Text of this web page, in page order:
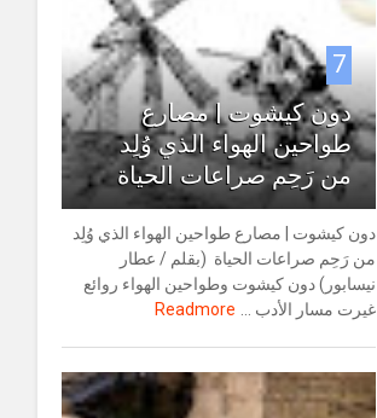
7
دون كيشوت | مصارع
طواحين الهواء الذي وُلِد
من رَحِم صراعات الحياة
دون كيشوت | مصارع طواحين الهواء الذي وُلِد
من رَحِم صراعات الحياة (بقلم / عطار
نيسابور) دون كيشوت وطواحين الهواء روائع
غيرت مسار الأدب ...
Readmore